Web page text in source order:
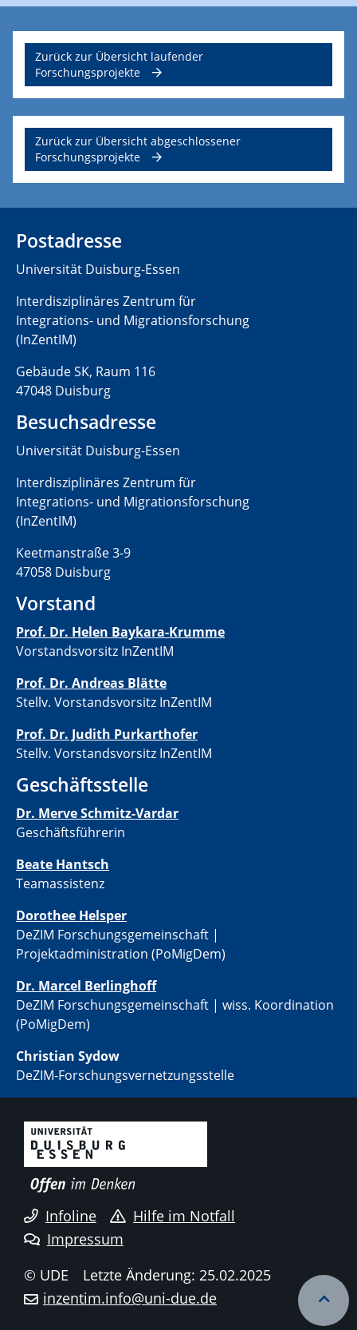
Zurück zur Übersicht laufender
Forschungsprojekte
Zurück zur Übersicht abgeschlossener
Forschungsprojekte
Postadresse
Universität Duisburg-Essen
Interdisziplinäres Zentrum für
Integrations- und Migrationsforschung
(InZentIM)
Gebäude SK, Raum 116
47048 Duisburg
Besuchsadresse
Universität Duisburg-Essen
Interdisziplinäres Zentrum für
Integrations- und Migrationsforschung
(InZentIM)
Keetmanstraße 3-9
47058 Duisburg
Vorstand
Prof. Dr. Helen Baykara-Krumme
Vorstandsvorsitz InZentIM
Prof. Dr. Andreas Blätte
Stellv. Vorstandsvorsitz InZentIM
Prof. Dr. Judith Purkarthofer
Stellv. Vorstandsvorsitz InZentIM
Geschäftsstelle
Dr. Merve Schmitz-Vardar
Geschäftsführerin
Beate Hantsch
Teamassistenz
​​Dorothee Helsper
DeZIM Forschungsgemeinschaft |
Projektadministration (PoMigDem)
Dr. Marcel Berlinghoff
DeZIM Forschungsgemeinschaft | wiss. Koordination
(PoMigDem)
Christian Sydow
​DeZIM-Forschungsvernetzungsstelle
Infoline
Hilfe im Notfall
Impressum
© UDE
Letzte Änderung: 25.02.2025
inzentim.info@uni-due.de